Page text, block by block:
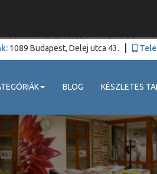
1089 Budapest, Delej utca 43.
BLOG KÉSZLETES